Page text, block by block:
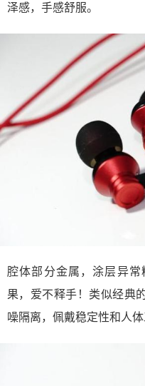
泽感，手感舒服。
腔体部分金属，涂层异
果，爱不释手！类似经典
噪隔离，佩戴稳定性和人体